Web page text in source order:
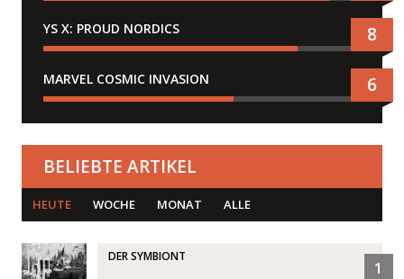
YS X: PROUD NORDICS 8
MARVEL COSMIC INVASION 6
BELIEBTE ARTIKEL
HEUTE WOCHE MONAT ALLE
DER SYMBIONT
1